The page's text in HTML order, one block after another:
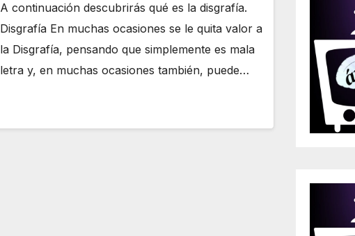
A continuación descubrirás qué es la disgrafía.
Disgrafía En muchas ocasiones se le quita valor a
la Disgrafía, pensando que simplemente es mala
letra y, en muchas ocasiones también, puede…